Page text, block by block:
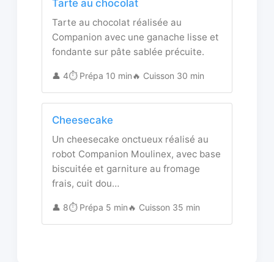
Tarte au chocolat
Tarte au chocolat réalisée au
Companion avec une ganache lisse et
fondante sur pâte sablée précuite.
👤 4⏱️ Prépa 10 min🔥 Cuisson 30 min
Cheesecake
Un cheesecake onctueux réalisé au
robot Companion Moulinex, avec base
biscuitée et garniture au fromage
frais, cuit dou…
👤 8⏱️ Prépa 5 min🔥 Cuisson 35 min